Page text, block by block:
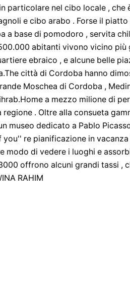
particolare nel cibo locale , che
e cibo arabo . Forse il
a base di pomodoro , servita
abitanti vivono vicino più
ebraico , e alcune belle
città di Cordoba hanno
Moschea di Cordoba ,
a mezzo milione di
regione . Oltre alla consueta
museo dedicato a Pablo
you'' re pianificazione in
modo di vedere i luoghi e
offrono alcuni grandi tassi ,
RAHIM